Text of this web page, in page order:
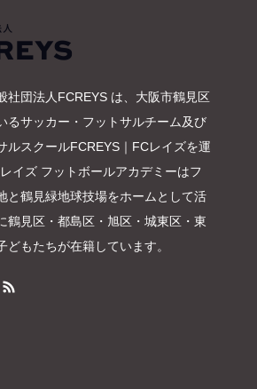
社団法人FCREYS は、大阪市鶴見区
るサッカー・フットサルチーム及び
ルスクールFCREYS｜FCレイズを運
イズ フットボールアカデミーはフ
と鶴見緑地球技場をホームとして活
鶴見区・都島区・旭区・城東区・東
どもたちが在籍しています。